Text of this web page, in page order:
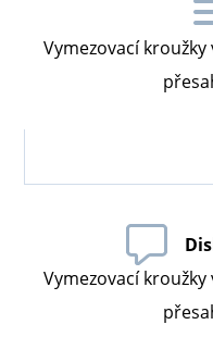
Vymezovací
Vymezovací